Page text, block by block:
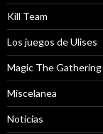
Kill Team
Los juegos de Ulises
Magic The Gathering
Miscelanea
Noticias